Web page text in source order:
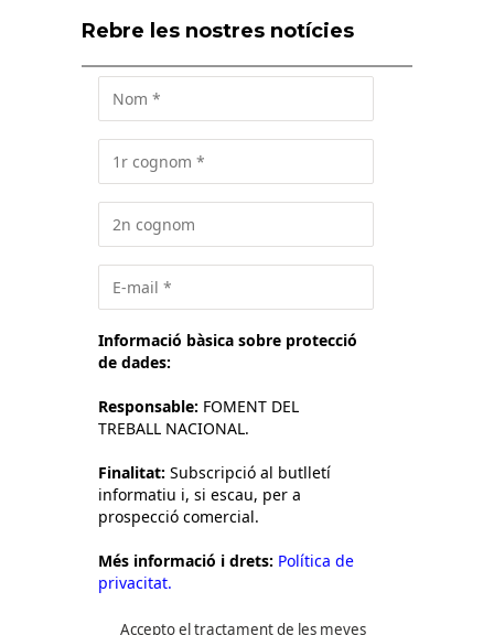
Rebre les nostres notícies
Informació bàsica sobre protecció
de dades:
Responsable: FOMENT DEL
TREBALL NACIONAL.
Finalitat: Subscripció al butlletí
informatiu i, si escau, per a
prospecció comercial.
Més informació i drets: Política de
privacitat.
Accepto el tractament de les meves